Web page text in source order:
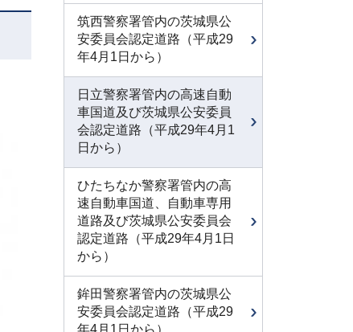
筑西警察署管内の茨城県公
安委員会認定道路（平成29
年4月1日から）
日立警察署管内の高速自動
車国道及び茨城県公安委員
会認定道路（平成29年4月1
日から）
ひたちなか警察署管内の高
速自動車国道、自動車専用
道路及び茨城県公安委員会
認定道路（平成29年4月1日
から）
鉾田警察署管内の茨城県公
安委員会認定道路（平成29
年4月1日から）